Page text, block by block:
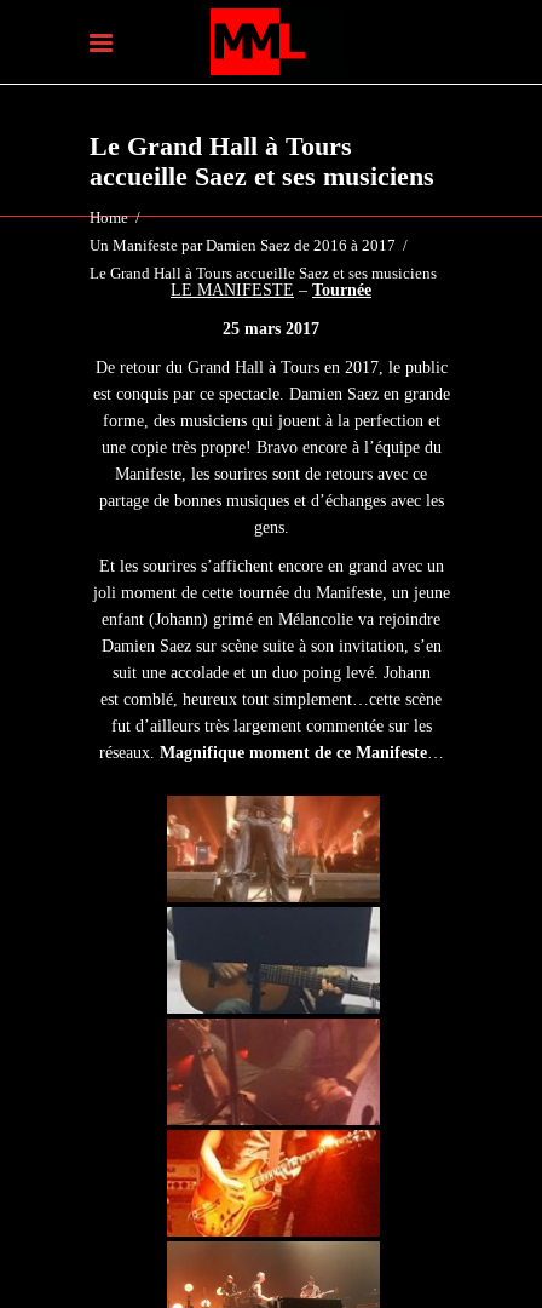
Le Grand Hall à Tours
accueille Saez et ses musiciens
Home/
Un Manifeste par Damien Saez de 2016 à 2017 /
Le Grand Hall à Tours accueille Saez et ses musiciens
LE MANIFESTE – Tournée
25 mars 2017
De retour du Grand Hall à Tours en 2017, le public
est conquis par ce spectacle. Damien Saez en grande
forme, des musiciens qui jouent à la perfection et
une copie très propre! Bravo encore à l’équipe du
Manifeste, les sourires sont de retours avec ce
partage de bonnes musiques et d’échanges avec les
gens.
Et les sourires s’affichent encore en grand avec un
joli moment de cette tournée du Manifeste, un jeune
enfant (Johann) grimé en Mélancolie va rejoindre
Damien Saez sur scène suite à son invitation, s’en
suit une accolade et un duo poing levé. Johann
est comblé, heureux tout simplement…cette scène
fut d’ailleurs très largement commentée sur les
réseaux. Magnifique moment de ce Manifeste…